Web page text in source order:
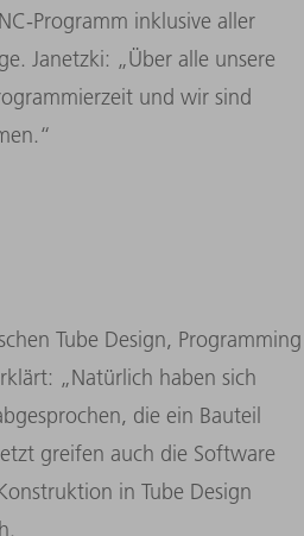
Programm inklusive aller
Janetzki: „Über alle unsere
und wir sind
Tube Design, Programming
„Natürlich haben sich
die ein Bauteil
greifen auch die Software
in Tube Design